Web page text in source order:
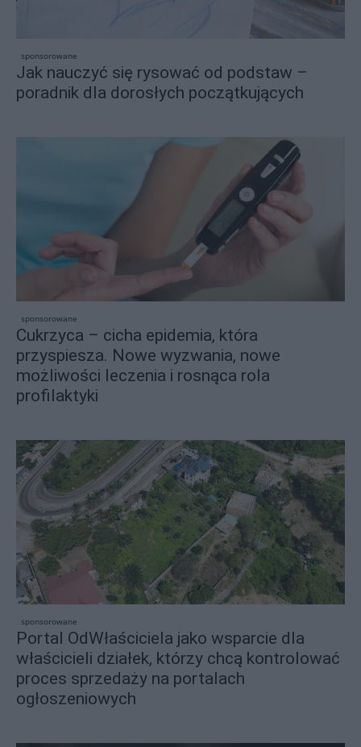
sponsorowane
Jak nauczyć się rysować od podstaw –
poradnik dla dorosłych początkujących
sponsorowane
Cukrzyca – cicha epidemia, która
przyspiesza. Nowe wyzwania, nowe
możliwości leczenia i rosnąca rola
profilaktyki
sponsorowane
Portal OdWłaściciela jako wsparcie dla
właścicieli działek, którzy chcą kontrolować
proces sprzedaży na portalach
ogłoszeniowych